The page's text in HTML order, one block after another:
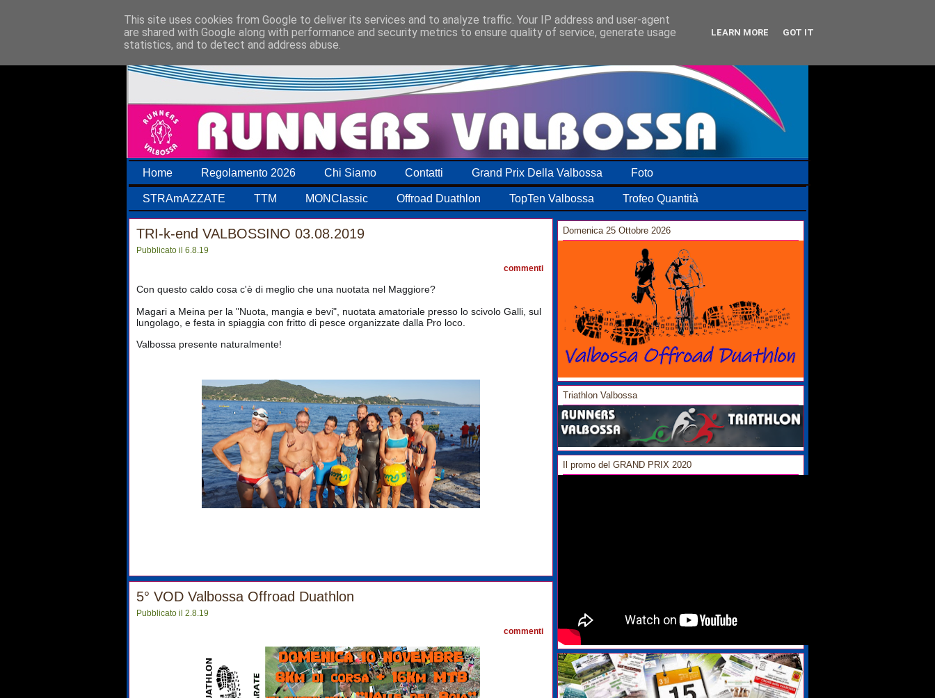
Home Regolamento 2026 Chi Siamo Contatti Grand Prix Della Valbossa Foto
STRAmAZZATE TTM MONClassic Offroad Duathlon TopTen Valbossa Trofeo Quantità
TRI-k-end VALBOSSINO 03.08.2019
Pubblicato il 6.8.19
commenti
Con questo caldo cosa c'è di meglio che una nuotata nel Maggiore?
Magari a Meina per la "Nuota, mangia e bevi", nuotata amatoriale presso lo scivolo Galli, sul
lungolago, e festa in spiaggia con fritto di pesce organizzate dalla Pro loco.
Valbossa presente naturalmente!
5° VOD Valbossa Offroad Duathlon
Pubblicato il 2.8.19
commenti
Domenica 25 Ottobre 2026
Triathlon Valbossa
Il promo del GRAND PRIX 2020
This site uses cookies from Google to deliver its services and to analyze traffic. Your IP address and user-agent
are shared with Google along with performance and security metrics to ensure quality of service, generate usage
statistics, and to detect and address abuse.
LEARN MORE GOT IT